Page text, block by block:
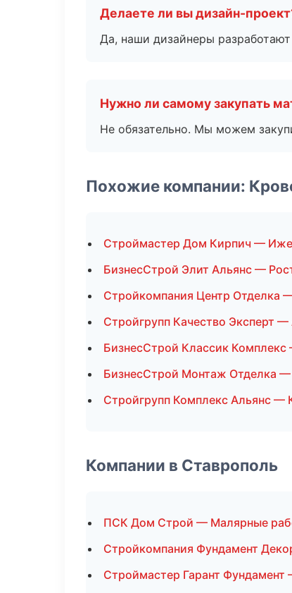
Делаете ли вы дизайн-
Да, наши дизайнеры
Нужно ли самому закупать
Не обязательно. Мы можем
Похожие компании:
Строймастер Дом Кирпич —
БизнесСтрой Элит Альянс —
Стройкомпания Центр Отделка
Стройгрупп Качество Эксперт —
БизнесСтрой Классик Комплекс
БизнесСтрой Монтаж Отделка
Стройгрупп Комплекс Альянс —
Компании в Ставрополь
ПСК Дом Строй — Малярные
Стройкомпания Фундамент
Строймастер Гарант Фундамент